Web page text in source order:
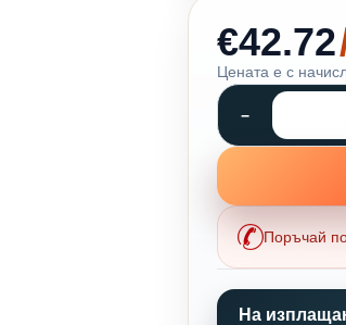
€42.72
Цената е с
Поръчай
На